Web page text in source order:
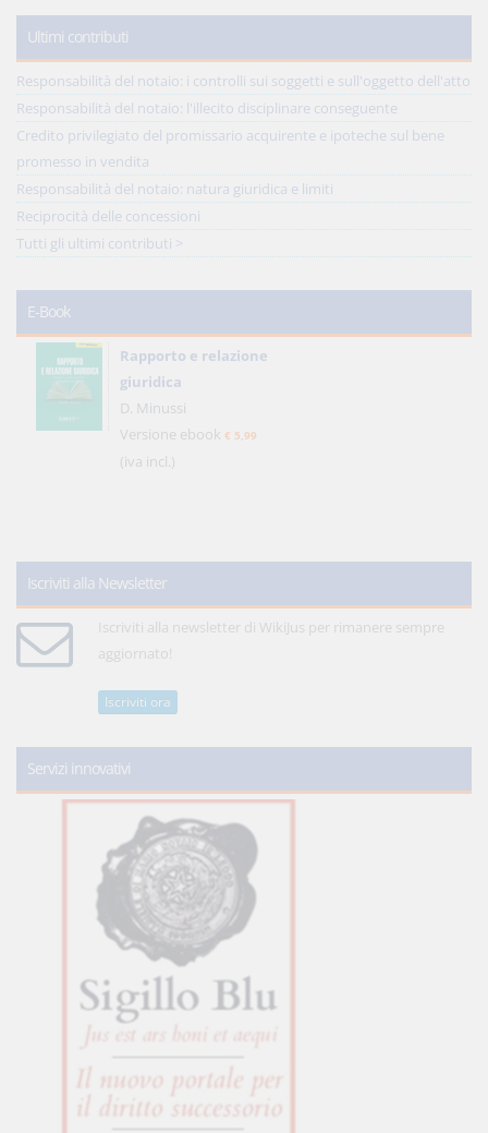
Ultimi contributi
Responsabilità del notaio: i controlli sui soggetti e sull'oggetto dell'atto
Responsabilità del notaio: l'illecito disciplinare conseguente
Credito privilegiato del promissario acquirente e ipoteche sul bene
promesso in vendita
Responsabilità del notaio: natura giuridica e limiti
Reciprocità delle concessioni
Tutti gli ultimi contributi >
E-Book
Rapporto e relazione
giuridica
D. Minussi
Versione ebook € 5,99
(iva incl.)
Iscriviti alla Newsletter
Iscriviti alla newsletter di WikiJus per rimanere sempre
aggiornato!
Iscriviti ora
Servizi innovativi